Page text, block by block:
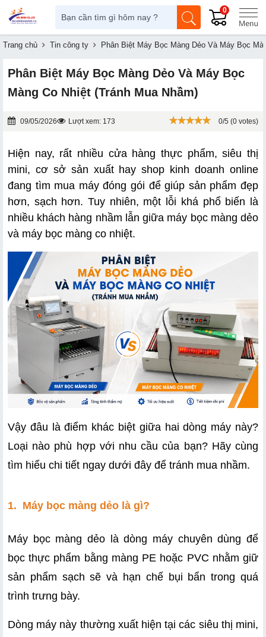
0
Trang chủ Tin công ty Phân Biệt Máy Bọc Màng Dẻo Và Máy Bọc
Phân Biệt Máy Bọc Màng Dẻo Và Máy Bọc
Màng Co Nhiệt (Tránh Mua Nhầm)
09/05/2026 Lượt xem: 173 0/5 (0 votes)
Hiện nay, rất nhiều cửa hàng thực phẩm, siêu thị
mini, cơ sở sản xuất hay shop kinh doanh online
đang tìm mua máy đóng gói để giúp sản phẩm đẹp
hơn, sạch hơn. Tuy nhiên, một lỗi khá phổ biến là
nhiều khách hàng nhầm lẫn giữa máy bọc màng dẻo
và máy bọc màng co nhiệt.
Vậy đâu là điểm khác biệt giữa hai dòng máy này?
Loại nào phù hợp với nhu cầu của bạn? Hãy cùng
tìm hiểu chi tiết ngay dưới đây để tránh mua nhầm.
1.  Máy bọc màng dẻo là gì?
Máy bọc màng dẻo là dòng máy chuyên dùng để
bọc thực phẩm bằng màng PE hoặc PVC nhằm giữ
sản phẩm sạch sẽ và hạn chế bụi bẩn trong quá
trình trưng bày.
Dòng máy này thường xuất hiện tại các siêu thị mini,